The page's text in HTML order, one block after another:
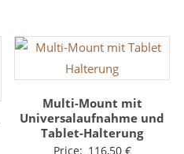
Multi-Mount mit
Universalaufnahme und
Tablet-Halterung
Price: 116,50 €